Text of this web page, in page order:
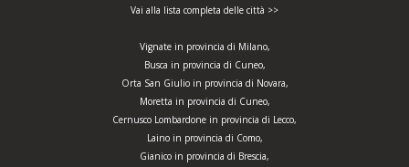
Vai alla lista completa delle città >>
Vignate in provincia di Milano,
Busca in provincia di Cuneo,
Orta San Giulio in provincia di Novara,
Moretta in provincia di Cuneo,
Cernusco Lombardone in provincia di Lecco,
Laino in provincia di Como,
Gianico in provincia di Brescia,